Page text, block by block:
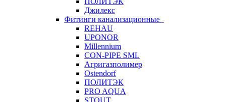
Джилекс
Фитинги канализационные
REHAU
UPONOR
Millennium
CON-PIPE SML
Агригазполимер
Ostendorf
ПОЛИТЭК
PRO AQUA
STOUT